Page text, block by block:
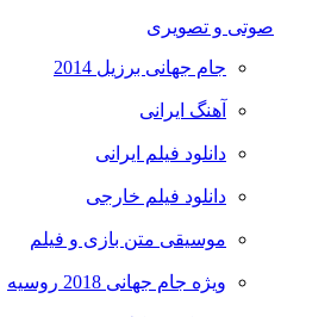
صوتی و تصویری
جام جهانی برزیل 2014
آهنگ ایرانی
دانلود فیلم ایرانی
دانلود فیلم خارجی
موسیقی متن بازی و فیلم
ویژه جام جهانی 2018 روسیه